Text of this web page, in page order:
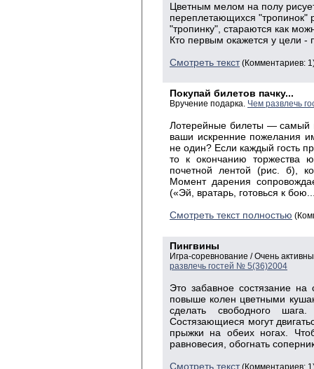
Цветным мелом на полу
переплетающихся "тропинок"
"тропинку", стараются как
Кто первым окажется у цели -
Смотреть текст(Комментариев:
Покупай билетов пачку...
Вручение подарка. Чем развлечь
Лотерейные билеты — самый
ваши искренние пожелания
не один? Если каждый гость
то к окончанию торжества
почетной лентой (рис. б),
Момент дарения
(«Эй, вратарь, готовься к
Смотреть текст полностью
Пингвины
Игра-соревнование / Очень
развлечь гостей № 5(36)2004
Это забавное состязание на
повыше колен цветными
сделать свободного
Состязающиеся могут
прыжки на обеих ногах.
равновесия, обогнать
Смотреть текст(Комментариев: